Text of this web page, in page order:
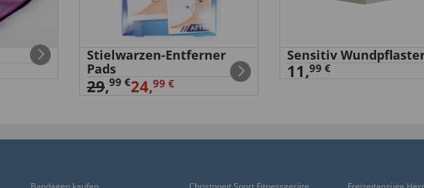
Stielwarzen-Entferner
Pads
29,99 €24,99 €
Sensitiv
11,99 €